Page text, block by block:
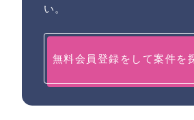
い。
無料会員登録をして案件を